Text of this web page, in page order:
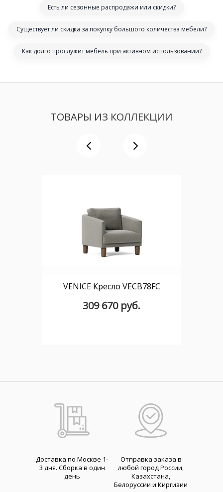
Есть ли сезонные распродажи или скидки?
Существует ли скидка за покупку большого количества мебели?
Как долго прослужит мебель при активном использовании?
ТОВАРЫ ИЗ КОЛЛЕКЦИИ
VENICE Кресло VECB78FC
309 670 руб.
Доставка по Москве 1-
3 дня. Cборка в один
день
Отправка заказа в
любой город России,
Казахстана,
Белоруссии и Киргизии